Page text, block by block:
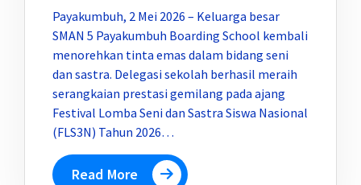
Payakumbuh, 2 Mei 2026 – Keluarga besar
SMAN 5 Payakumbuh Boarding School kembali
menorehkan tinta emas dalam bidang seni
dan sastra. Delegasi sekolah berhasil meraih
serangkaian prestasi gemilang pada ajang
Festival Lomba Seni dan Sastra Siswa Nasional
(FLS3N) Tahun 2026…
Read More